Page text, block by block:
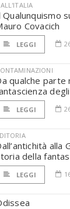
Qualunquismo
Covacich
LEGGI
qualche parte
LEGGI
alla
della
LEGGI